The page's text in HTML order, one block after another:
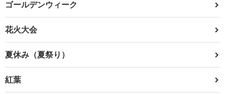
ゴールデンウィーク
花火大会
夏休み（夏祭り）
紅葉